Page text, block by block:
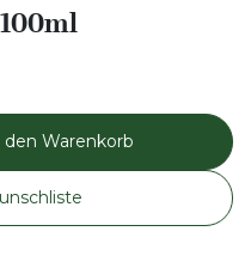
den Warenkorb